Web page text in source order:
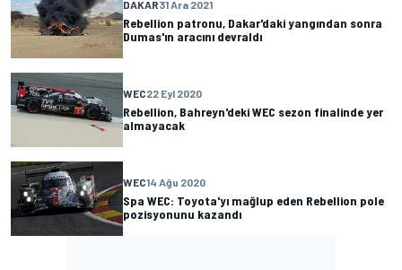
DAKAR31 Ara 2021
Rebellion patronu, Dakar'daki yangından sonra
Dumas'ın aracını devraldı
WEC22 Eyl 2020
Rebellion, Bahreyn'deki WEC sezon finalinde yer
almayacak
WEC14 Ağu 2020
Spa WEC: Toyota'yı mağlup eden Rebellion pole
pozisyonunu kazandı